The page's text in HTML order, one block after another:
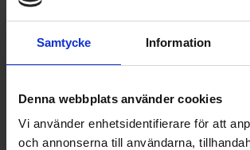
Samtycke Information
Denna webbplats använder cookies
Vi använder enhetsidentifierare för att
och annonserna till användarna,
Stavmixer
Philips HR2546/00